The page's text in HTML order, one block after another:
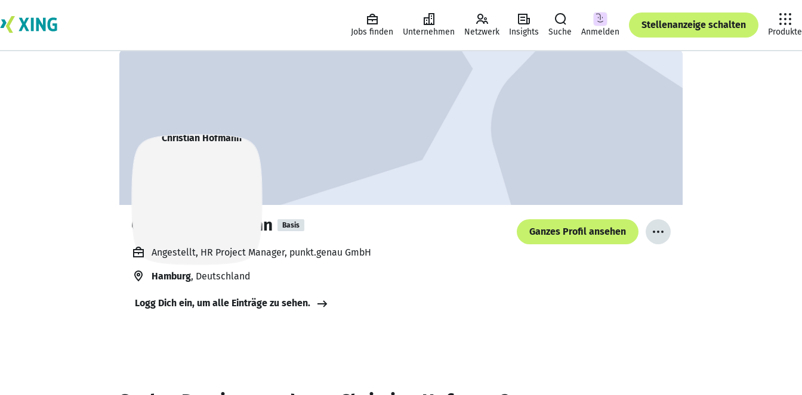
Jobs finden Unternehmen Netzwerk Insights Suche Anmelden
Stellenanzeige schalten
Produkte
Christian Hofmann Basis
Ganzes Profil ansehen
Angestellt, HR Project Manager, punkt.genau GmbH
Hamburg, Deutschland
Logg Dich ein, um alle Einträge zu sehen.